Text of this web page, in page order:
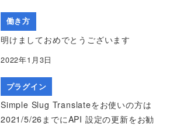
働き方
明けましておめでとうございます
2022年1月3日
プラグイン
Simple Slug Translateをお使いの方は
2021/5/26までにAPI 設定の更新をお勧